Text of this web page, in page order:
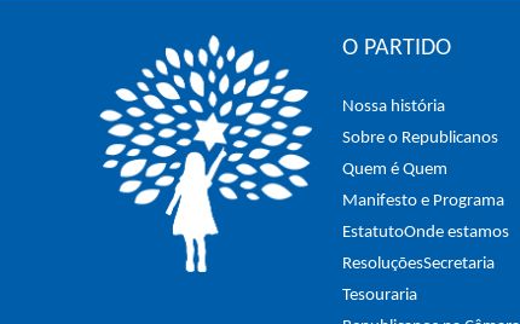
O PARTIDO
Nossa história
Sobre o Republicanos
Quem é Quem
Manifesto e Programa
EstatutoOnde estamos
ResoluçõesSecretaria
Tesouraria